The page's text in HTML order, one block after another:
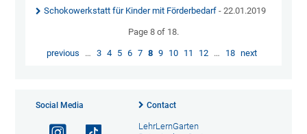
Schokowerkstatt für Kinder mit Förderbedarf - 22.01.2019
Page 8 of 18.
previous … 3 4 5 6 7 8 9 10 11 12 … 18 next
Social Media Contact
LehrLernGarten